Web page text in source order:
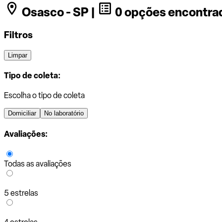
Osasco - SP | 0 opções
Filtros
Limpar
Tipo de coleta:
Escolha o tipo de coleta
Domiciliar No laboratório
Avaliações:
Todas as avaliações
5 estrelas